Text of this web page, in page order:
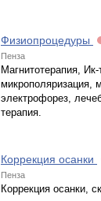
Физиопроцедуры
Пенза
Магнитотерапия, Ик-
микрополяризация,
электрофорез,
терапия.
Коррекция осанки
Пенза
Коррекция осанки,